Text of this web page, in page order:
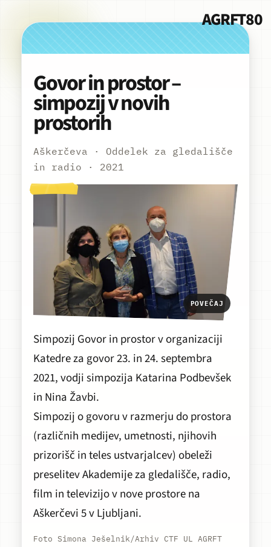
AGRFT80
Govor in prostor –
simpozij v novih
prostorih
Aškerčeva · Oddelek za gledališče
in radio · 2021
POVEČAJ
Simpozij Govor in prostorv organizaciji
Katedre za govor 23. in 24. septembra
2021, vodji simpozija Katarina Podbevšek
in Nina Žavbi.
Simpozij o govoru v razmerju do prostora
(različnih medijev, umetnosti, njihovih
prizorišč in teles ustvarjalcev) obeleži
preselitev Akademije za gledališče, radio,
film in televizijo v nove prostore na
Aškerčevi 5 v Ljubljani.
Foto Simona Ješelnik/Arhiv CTF UL AGRFT